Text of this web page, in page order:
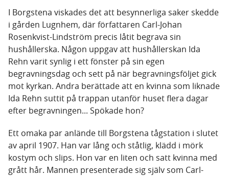
I Borgstena viskades det att besynnerliga saker skedde
i gården Lugnhem, där författaren Carl-Johan
Rosenkvist-Lindström precis låtit begrava sin
hushållerska. Någon uppgav att hushållerskan Ida
Rehn varit synlig i ett fönster på sin egen
begravningsdag och sett på när begravningsföljet gick
mot kyrkan. Andra berättade att en kvinna som liknade
Ida Rehn suttit på trappan utanför huset flera dagar
efter begravningen... Spökade hon?
Ett omaka par anlände till Borgstena tågstation i slutet
av april 1907. Han var lång och ståtlig, klädd i mörk
kostym och slips. Hon var en liten och satt kvinna med
grått hår. Mannen presenterade sig själv som Carl-